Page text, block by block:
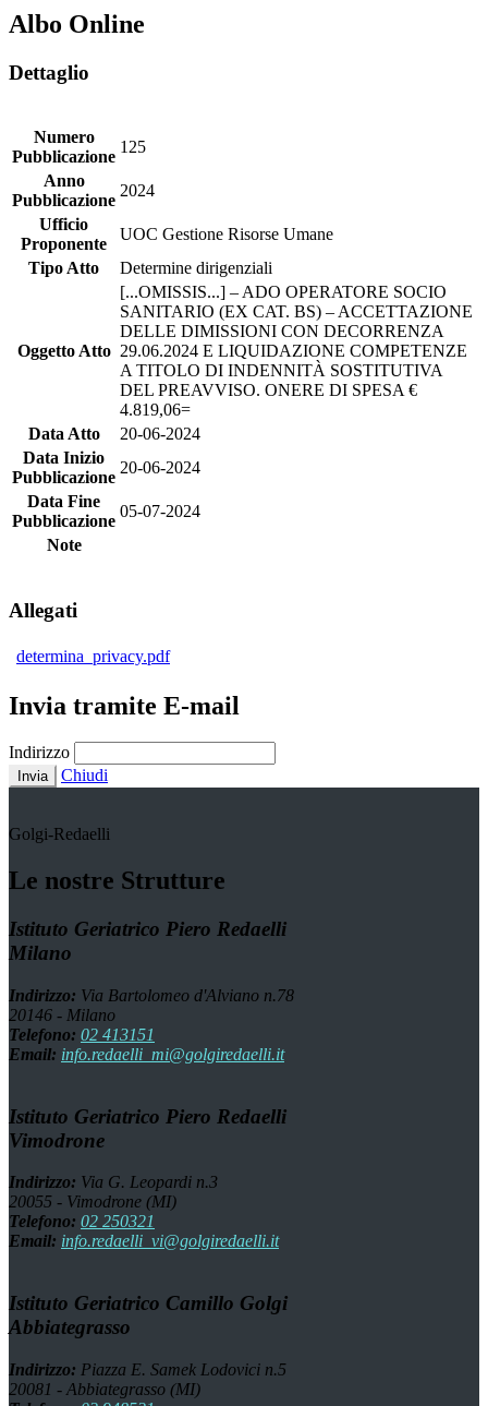
Albo Online
Dettaglio
Numero
Pubblicazione
125
Anno
Pubblicazione
2024
Ufficio
Proponente
UOC Gestione Risorse Umane
Tipo Atto
Determine dirigenziali
Oggetto Atto
[...OMISSIS...] – ADO OPERATORE SOCIO
SANITARIO (EX CAT. BS) – ACCETTAZIONE
DELLE DIMISSIONI CON DECORRENZA
29.06.2024 E LIQUIDAZIONE COMPETENZE
A TITOLO DI INDENNITÀ SOSTITUTIVA
DEL PREAVVISO. ONERE DI SPESA €
4.819,06=
Data Atto
20-06-2024
Data Inizio
Pubblicazione
20-06-2024
Data Fine
Pubblicazione
05-07-2024
Note
Allegati
determina_privacy.pdf
Invia tramite E-mail
Indirizzo
Invia Chiudi
Golgi-Redaelli
Le nostre Strutture
Istituto Geriatrico Piero Redaelli
Milano
Indirizzo: Via Bartolomeo d'Alviano n.78
20146 - Milano
Telefono: 02 413151
Email: info.redaelli_mi@golgiredaelli.it
Istituto Geriatrico Piero Redaelli
Vimodrone
Indirizzo: Via G. Leopardi n.3
20055 - Vimodrone (MI)
Telefono: 02 250321
Email: info.redaelli_vi@golgiredaelli.it
Istituto Geriatrico Camillo Golgi
Abbiategrasso
Indirizzo: Piazza E. Samek Lodovici n.5
20081 - Abbiategrasso (MI)